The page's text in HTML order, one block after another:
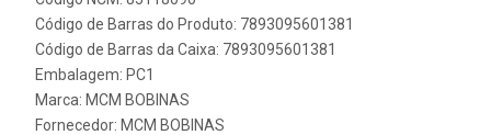
Código de Barras do Produto: 7893095601381
Código de Barras da Caixa: 7893095601381
Embalagem: PC1
Marca: MCM BOBINAS
Fornecedor: MCM BOBINAS